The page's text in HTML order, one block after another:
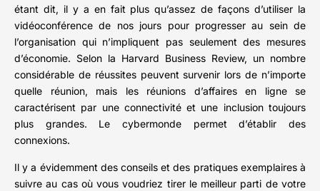
étant dit, il y a en fait plus qu’assez de façons d’utiliser la
vidéoconférence de nos jours pour progresser au sein de
l’organisation qui n’impliquent pas seulement des mesures
d’économie. Selon la Harvard Business Review, un nombre
considérable de réussites peuvent survenir lors de n’importe
quelle réunion, mais les réunions d’affaires en ligne se
caractérisent par une connectivité et une inclusion toujours
plus grandes. Le cybermonde permet d’établir des
connexions.
Il y a évidemment des conseils et des pratiques exemplaires à
suivre au cas où vous voudriez tirer le meilleur parti de votre